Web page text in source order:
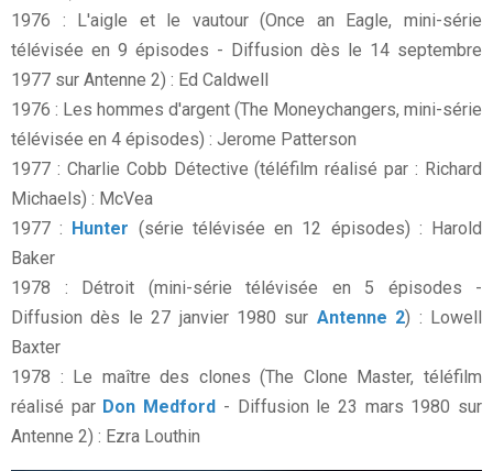
1976 : L'aigle et le vautour (Once an Eagle, mini-série
télévisée en 9 épisodes - Diffusion dès le 14 septembre
1977 sur Antenne 2) : Ed Caldwell
1976 : Les hommes d'argent (The Moneychangers, mini-série
télévisée en 4 épisodes) : Jerome Patterson
1977 : Charlie Cobb Détective (téléfilm réalisé par : Richard
Michaels) : McVea
1977 : Hunter (série télévisée en 12 épisodes) : Harold
Baker
1978 : Détroit (mini-série télévisée en 5 épisodes -
Diffusion dès le 27 janvier 1980 sur Antenne 2) : Lowell
Baxter
1978 : Le maître des clones (The Clone Master, téléfilm
réalisé par Don Medford - Diffusion le 23 mars 1980 sur
Antenne 2) : Ezra Louthin